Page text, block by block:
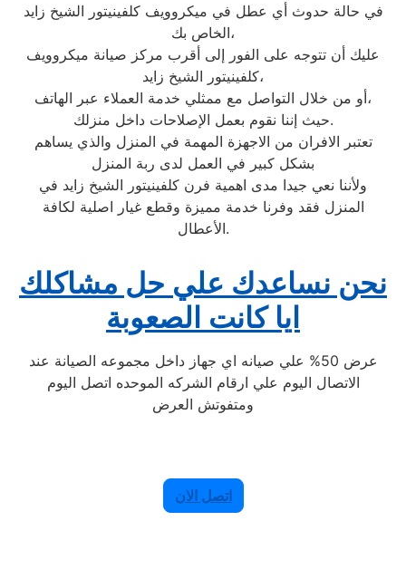
في حالة حدوث أي عطل في ميكروويف كلفينيتور الشيخ زايد
الخاص بك،
عليك أن تتوجه على الفور إلى أقرب مركز صيانة ميكروويف
كلفينيتور الشيخ زايد،
أو من خلال التواصل مع ممثلي خدمة العملاء عبر الهاتف،
حيث إننا نقوم بعمل الإصلاحات داخل منزلك.
تعتبر الافران من الاجهزة المهمة في المنزل والذي يساهم
بشكل كبير في العمل لدى ربة المنزل
ولأننا نعي جيدا مدى اهمية فرن كلفينيتور الشيخ زايد في
المنزل فقد وفرنا خدمة مميزة وقطع غيار اصلية لكافة
الأعطال.
نحن نساعدك علي حل مشاكلك
ايا كانت الصعوبة
عرض 50% علي صيانه اي جهاز داخل مجموعه الصيانة عند
الاتصال اليوم علي ارقام الشركه الموحده اتصل اليوم
ومتفوتش العرض
اتصل الان